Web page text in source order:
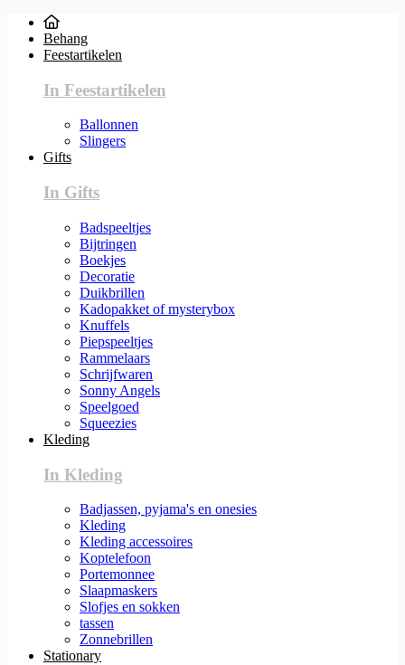
Behang
Feestartikelen
In Feestartikelen
Ballonnen
Slingers
Gifts
In Gifts
Badspeeltjes
Bijtringen
Boekjes
Decoratie
Duikbrillen
Kadopakket of mysterybox
Knuffels
Piepspeeltjes
Rammelaars
Schrijfwaren
Sonny Angels
Speelgoed
Squeezies
Kleding
In Kleding
Badjassen, pyjama's en onesies
Kleding
Kleding accessoires
Koptelefoon
Portemonnee
Slaapmaskers
Slofjes en sokken
tassen
Zonnebrillen
Stationary